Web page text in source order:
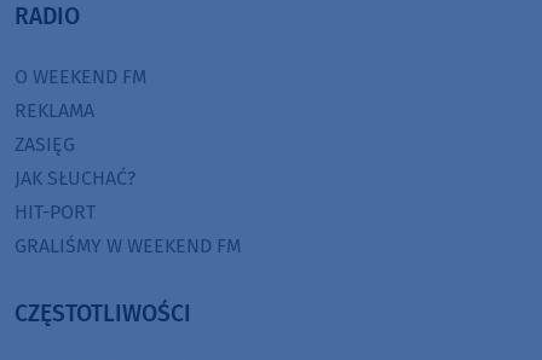
RADIO
O WEEKEND FM
REKLAMA
ZASIĘG
JAK SŁUCHAĆ?
HIT-PORT
GRALIŚMY W WEEKEND FM
CZĘSTOTLIWOŚCI